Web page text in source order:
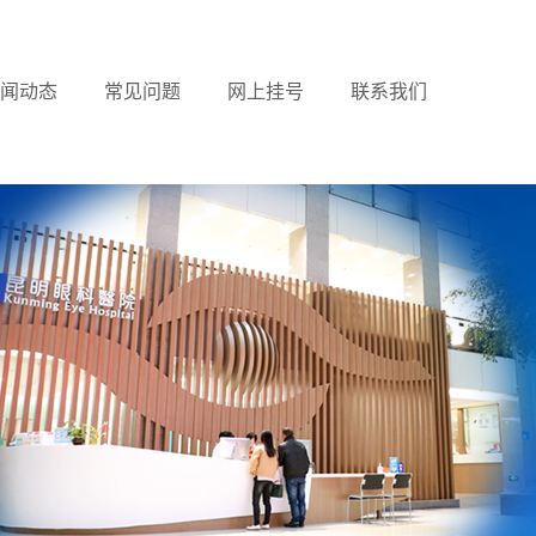
动态 常见问题 网上挂号 联系我们